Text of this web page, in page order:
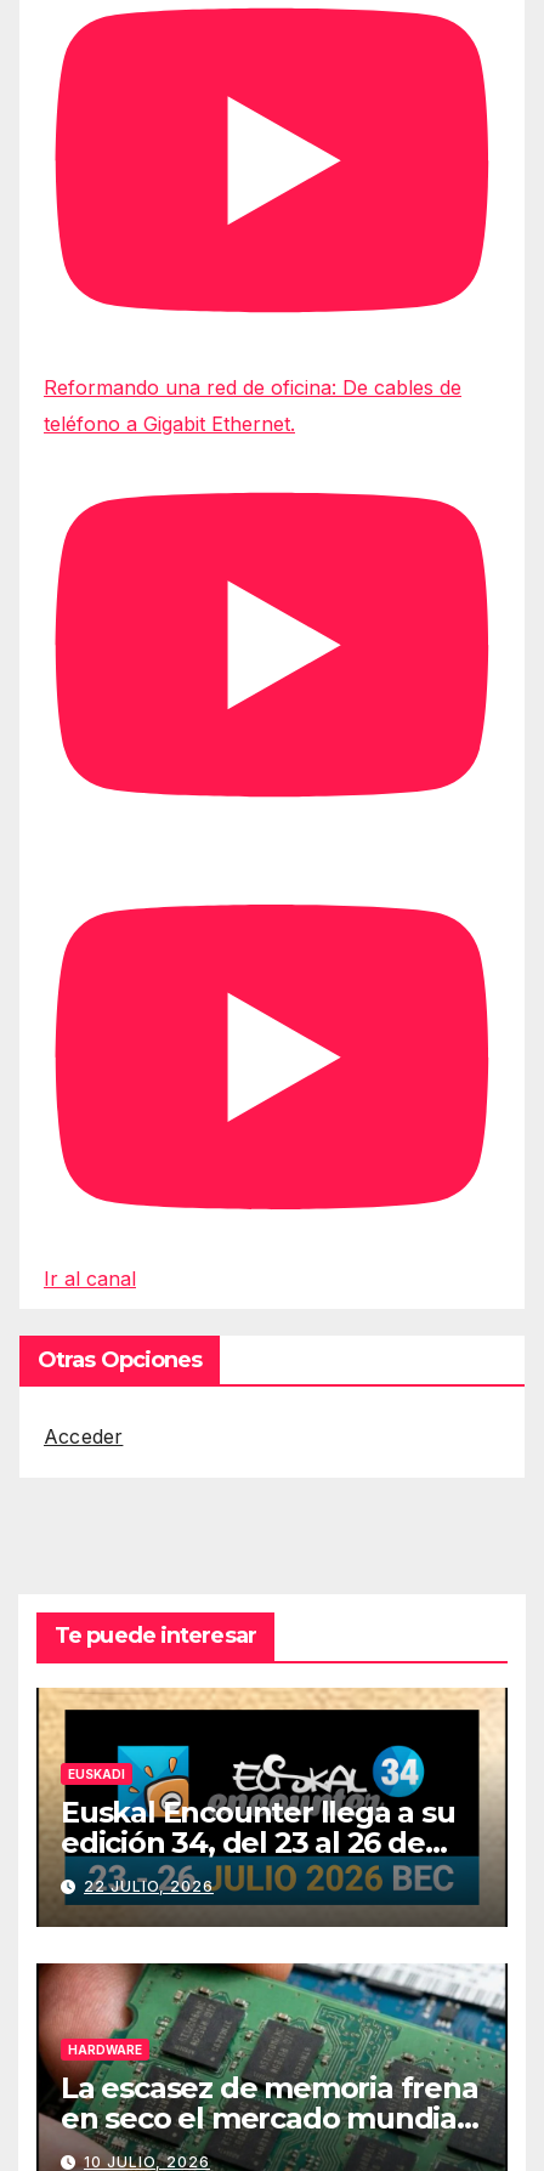
Reformando una red de oficina: De cables de
teléfono a Gigabit Ethernet.
Ir al canal
Otras Opciones
Acceder
Te puede interesar
EUSKADI
Euskal Encounter llega a su
edición 34, del 23 al 26 de
julio
22 JULIO, 2026
HARDWARE
La escasez de memoria frena
en seco el mercado mundial
de PCs
10 JULIO, 2026